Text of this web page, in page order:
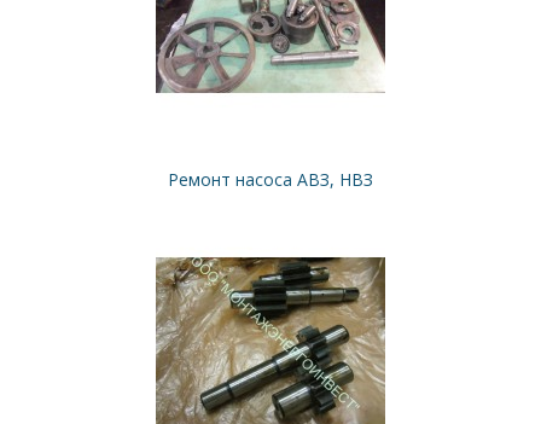
Ремонт насоса АВЗ, НВЗ